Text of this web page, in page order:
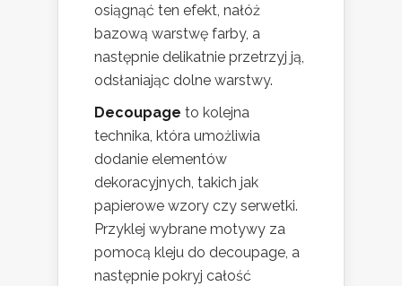
osiągnąć ten efekt, nałóż
bazową warstwę farby, a
następnie delikatnie przetrzyj ją,
odsłaniając dolne warstwy.
Decoupage to kolejna
technika, która umożliwia
dodanie elementów
dekoracyjnych, takich jak
papierowe wzory czy serwetki.
Przyklej wybrane motywy za
pomocą kleju do decoupage, a
następnie pokryj całość